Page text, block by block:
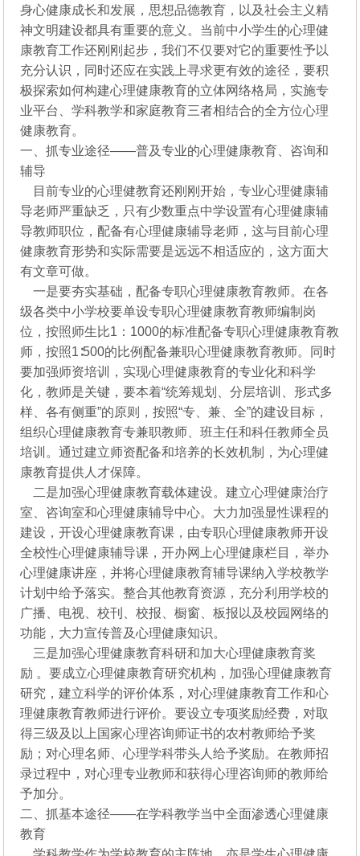
身心健康成长和发展，思想品德教育，以及社会主义精
神文明建设都具有重要的意义。当前中小学生的心理健
康教育工作还刚刚起步，我们不仅要对它的重要性予以
充分认识，同时还应在实践上寻求更有效的途径，要积
极探索如何构建心理健康教育的立体网络格局，实施专
业平台、学科教学和家庭教育三者相结合的全方位心理
健康教育。
一、抓专业途径——普及专业的心理健康教育、咨询和
辅导
目前专业的心理健教育还刚刚开始，专业心理健康辅
导老师严重缺乏，只有少数重点中学设置有心理健康辅
导教师职位，配备有心理健康辅导老师，这与目前心理
健康教育形势和实际需要是远远不相适应的，这方面大
有文章可做。
一是要夯实基础，配备专职心理健康教育教师。在各
级各类中小学校要单设专职心理健康教育教师编制岗
位，按照师生比1：1000的标准配备专职心理健康教育教
师，按照1∶500的比例配备兼职心理健康教育教师。同时
要加强师资培训，实现心理健康教育的专业化和科学
化，教师是关键，要本着“统筹规划、分层培训、形式多
样、各有侧重”的原则，按照“专、兼、全”的建设目标，
组织心理健康教育专兼职教师、班主任和科任教师全员
培训。通过建立师资配备和培养的长效机制，为心理健
康教育提供人才保障。
二是加强心理健康教育载体建设。建立心理健康治疗
室、咨询室和心理健康辅导中心。大力加强显性课程的
建设，开设心理健康教育课，由专职心理健康教师开设
全校性心理健康辅导课，开办网上心理健康栏目，举办
心理健康讲座，并将心理健康教育辅导课纳入学校教学
计划中给予落实。整合其他教育资源，充分利用学校的
广播、电视、校刊、校报、橱窗、板报以及校园网络的
功能，大力宣传普及心理健康知识。
三是加强心理健康教育科研和加大心理健康教育奖
励 。要成立心理健康教育研究机构，加强心理健康教育
研究，建立科学的评价体系，对心理健康教育工作和心
理健康教育教师进行评价。要设立专项奖励经费，对取
得三级及以上国家心理咨询师证书的农村教师给予奖
励；对心理名师、心理学科带头人给予奖励。在教师招
录过程中，对心理专业教师和获得心理咨询师的教师给
予加分。
二、抓基本途径——在学科教学当中全面渗透心理健康
教育